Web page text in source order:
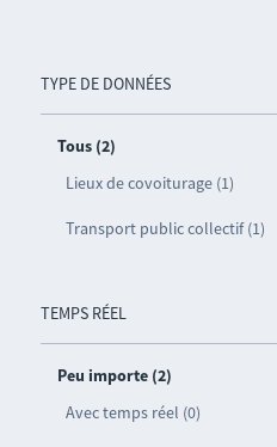
TYPE DE DONNÉES
Tous (2)
Lieux de covoiturage (1)
Transport public collectif (1)
TEMPS RÉEL
Peu importe (2)
Avec temps réel (0)